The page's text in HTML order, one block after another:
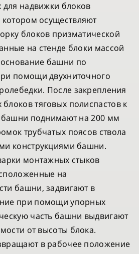
для надвижки блоков
осуществляют
блоков призматической
на стенде блоки массой
башни по
помощи двухниточного
После закрепления
тяговых полиспастов к
башни поднимают на 200 мм
трубчатых поясов ствола
конструкциями башни.
монтажных стыков
на
башни, задвигают в
при помощи упорных
часть башни выдвигают
от высоты блока.
в рабочее положение